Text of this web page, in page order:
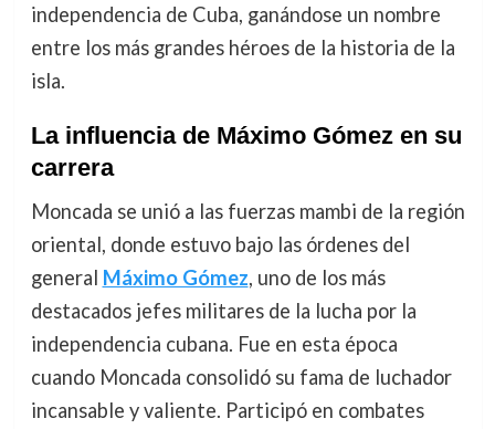
independencia de Cuba, ganándose un nombre
entre los más grandes héroes de la historia de la
isla.
La influencia de Máximo Gómez en su
carrera
Moncada se unió a las fuerzas mambi de la región
oriental, donde estuvo bajo las órdenes del
general Máximo Gómez, uno de los más
destacados jefes militares de la lucha por la
independencia cubana. Fue en esta época
cuando Moncada consolidó su fama de luchador
incansable y valiente. Participó en combates